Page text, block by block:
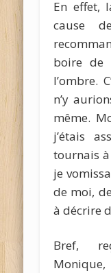
En effet,
cause
boire de
l’ombre.
n’y
même.
j’étais
tournais
je
de moi,
à décrire
Bref,
Monique,